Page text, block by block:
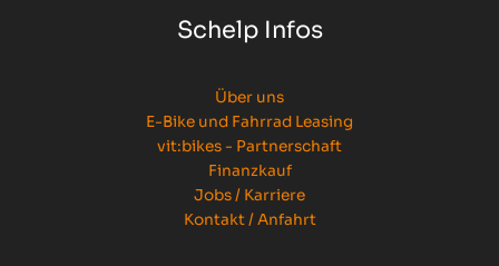
Schelp Infos
Über uns
E-Bike und Fahrrad Leasing
vit:bikes - Partnerschaft
Finanzkauf
Jobs / Karriere
Kontakt / Anfahrt